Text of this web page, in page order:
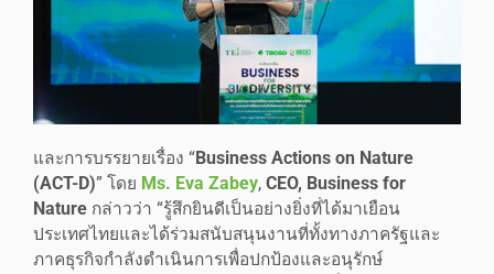
และการบรรยายเรื่อง “ Business Actions on Nature
(ACT-D)” โดย Ms. Eva Zabey, CEO, Business for
Nature กล่าวว่า “รู้สึกยินดีเป็นอย่างยิ่งที่ได้มาเยือน
ประเทศไทยและได้ร่วมสนับสนุนงานที่ทั้งทางภาครัฐและ
ภาคธุรกิจกำลังดำเนินการเพื่อปกป้องและอนุรักษ์